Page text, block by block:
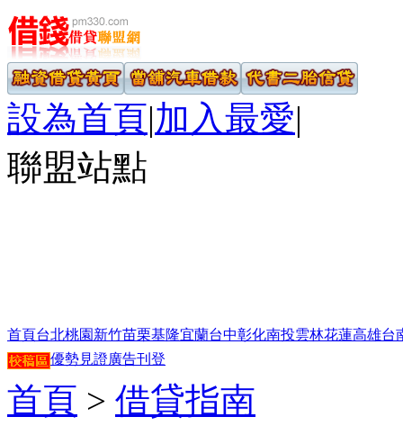
設為首頁|加入最愛|
聯盟站點
首頁台北桃園 新竹苗栗基隆宜蘭台中彰化南投雲林花蓮高雄台
優勢見證廣告刊登
首頁 > 借貸指南